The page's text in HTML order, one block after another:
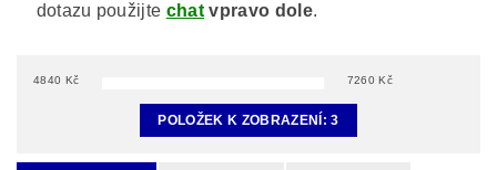
dotazu použijte chatvpravo dole.
4840 Kč 7260 Kč
POLOŽEK K ZOBRAZENÍ:3